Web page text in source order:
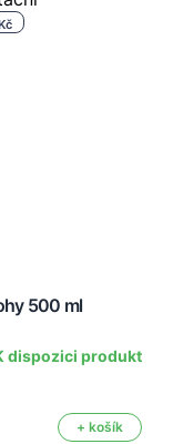
500 ml
dispozici produkt
+ košík